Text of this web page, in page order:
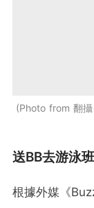
Photo from 翻
送BB去游泳班
根據外媒《